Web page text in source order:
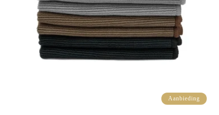
Aanbieding